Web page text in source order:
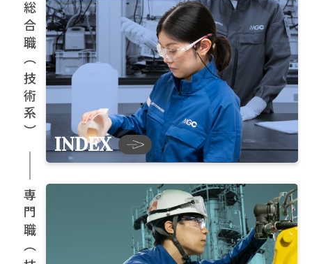
総合職（技術系）
INDEX